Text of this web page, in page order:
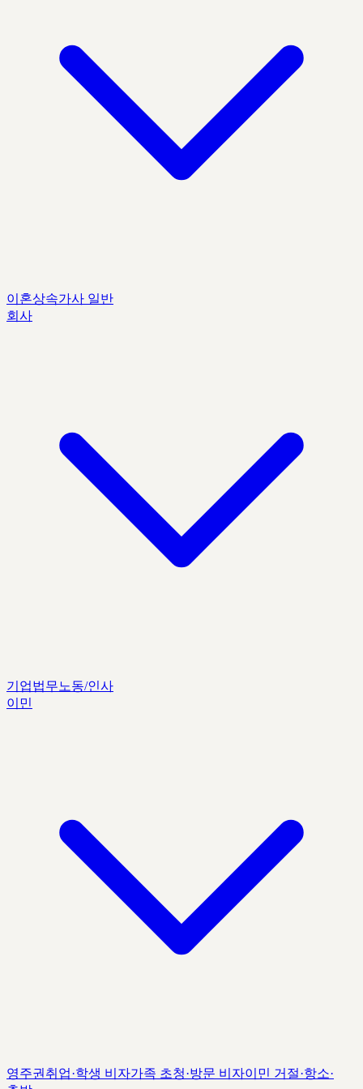
이혼상속가사 일반
회사
기업법무 노동/인사
이민
영주권 취업·학생 비자가족 초청·방문 비자이민 거절·항소·